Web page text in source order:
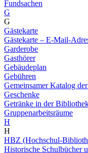
Fundsachen
G
G
Gästekarte
Gästekarte – E-Mail-
Garderobe
Gasthörer
Gebäudeplan
Gebühren
Gemeinsamer Katalog
Geschenke
Getränke in der
Gruppenarbeitsräume
H
H
HBZ (Hochschul-
Historische Schulbücher